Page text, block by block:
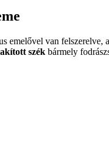
emelővel van felszerelve,
szék bármely